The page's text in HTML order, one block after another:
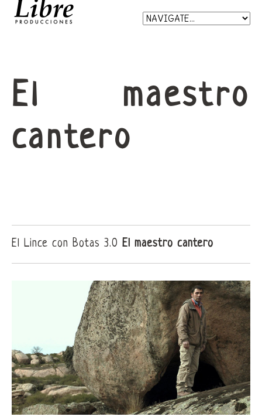
El maestro
cantero
El Lince con Botas 3.0 El maestro cantero